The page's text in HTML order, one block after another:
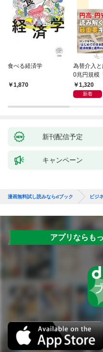
食べる経済学
1,870
為替介入
0兆円規模
会」が生ま
1,320
新着
新刊配信予定
キャンペーン
漫画無料試し読みならdブック ビジ
アプリならも